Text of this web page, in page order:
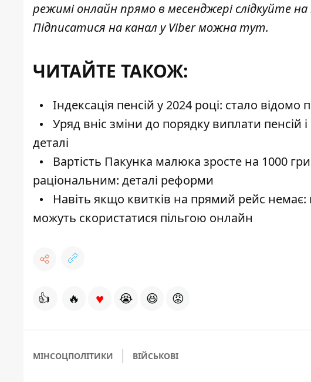
режимі онлайн прямо в месенджері слідкуйте
Підписатися на канал у Viber можнатут.
ЧИТАЙТЕ ТАКОЖ:
Індексація пенсій у 2024 році: стало
Уряд вніс зміни до порядку виплати
деталі
Вартість Пакунка малюка зросте на 1000
раціональним: деталі реформи
Навіть якщо квитків на прямий рейс немає:
можуть скористатися пільгою онлайн
👍 🔥 ♥ 😭 😆 😡
МІНСОЦПОЛІТИКИ ВІЙСЬКОВІ